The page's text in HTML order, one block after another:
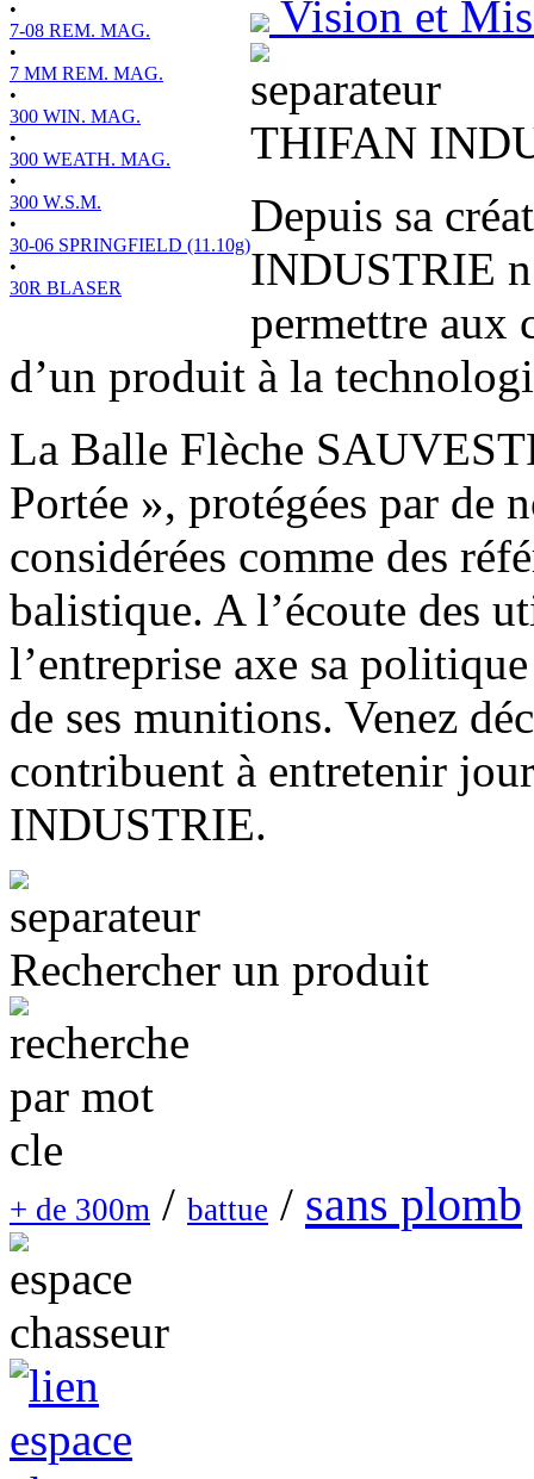
•
7-08 REM. MAG.
•
7 MM REM. MAG.
•
300 WIN. MAG.
•
300 WEATH. MAG.
•
300 W.S.M.
•
30-06 SPRINGFIELD (11.10g)
•
30R BLASER
Vision et
THIFAN
Depuis sa
INDUSTRIE
permettre aux
d’un produit à la
La Balle Flèche
Portée », protégées par de
considérées comme des
balistique. A l’écoute des
l’entreprise axe sa
de ses munitions. Venez
contribuent à entretenir
INDUSTRIE.
Rechercher un produit
+ de 300m / battue / sans plomb